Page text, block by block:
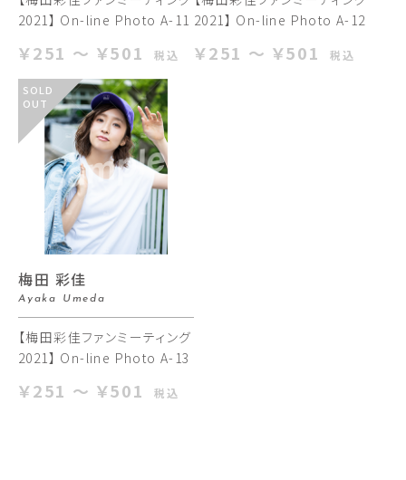
2021】 On-line Photo A-11
￥251 ～ ￥501 税込
2021】 On-line Photo A-12
￥251 ～ ￥501 税込
SOLD
OUT
梅田 彩佳
Ayaka Umeda
【梅田彩佳ファンミーティング
2021】 On-line Photo A-13
￥251 ～ ￥501 税込